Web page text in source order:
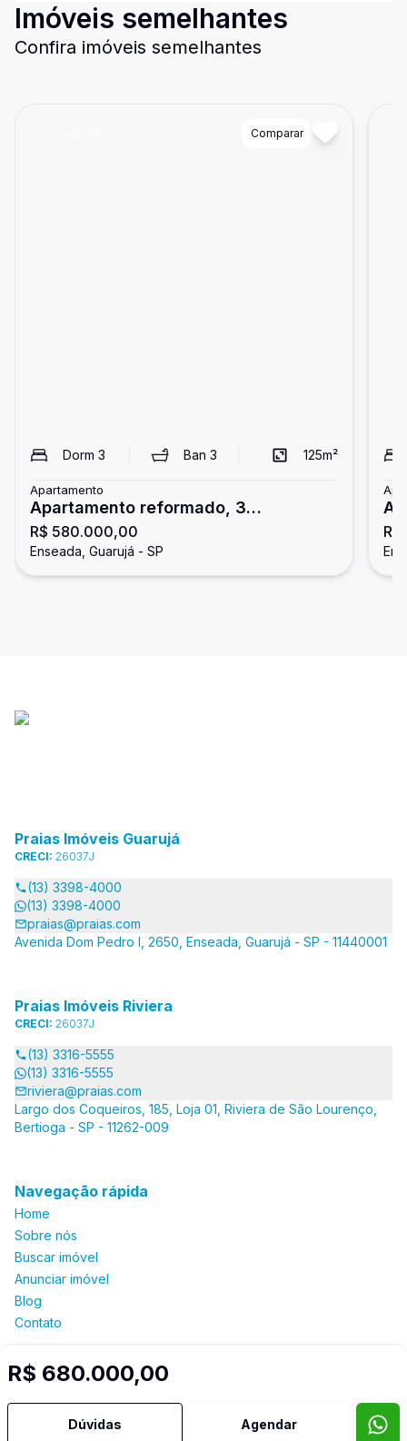
Imóveis semelhantes
Confira imóveis semelhantes
Comparar
Dorm 3 Ban3 125m²
Apartamento
Apartamento reformado, 3
dormitórios, Enseada, Guarujá
R$ 580.000,00
Enseada, Guarujá - SP
R$ 680.000,00
Dúvidas Agendar
Praias Imóveis Guarujá
CRECI: 26037J
(13) 3398-4000
(13) 3398-4000
praias@praias.com
Avenida Dom Pedro I, 2650, Enseada, Guarujá - SP - 11440001
Praias Imóveis Riviera
CRECI: 26037J
(13) 3316-5555
(13) 3316-5555
riviera@praias.com
Largo dos Coqueiros, 185, Loja 01, Riviera de São Lourenço,
Bertioga - SP - 11262-009
Navegação rápida
Home
Sobre nós
Buscar imóvel
Anunciar imóvel
Blog
Contato
Selo de Tecnologia Loft